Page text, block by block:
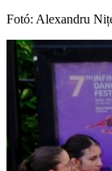
Fotó: Alexandru